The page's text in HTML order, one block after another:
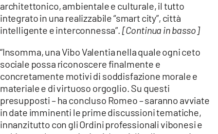
architettonico, ambientale e culturale, il tutto
integrato in una realizzabile “smart city”, città
intelligente e interconnessa”. [Continua in basso]
“Insomma, una Vibo Valentia nella quale ogni ceto
sociale possa riconoscere finalmente e
concretamente motivi di soddisfazione morale e
materiale e di virtuoso orgoglio. Su questi
presupposti – ha concluso Romeo – saranno avviate
in date imminenti le prime discussioni tematiche,
innanzitutto con gli Ordini professionali vibonesi e